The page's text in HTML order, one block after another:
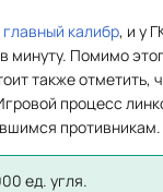
главный калибр, и у
минуту. Помимо
также отметить,
процесс
противникам.
ед. угля.